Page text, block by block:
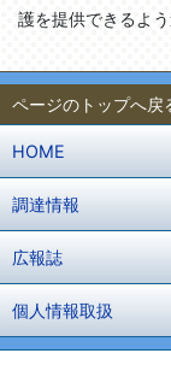
護を提供できるよ
ページのトップへ戻
HOME
調達情報
広報誌
個人情報取扱